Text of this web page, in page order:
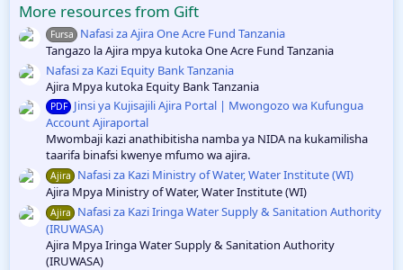
a
r
(
s
)
More resources from Gift
Fursa
Nafasi za Ajira One Acre Fund Tanzania
Tangazo la Ajira mpya kutoka One Acre Fund Tanzania
Nafasi za Kazi Equity Bank Tanzania
Ajira Mpya kutoka Equity Bank Tanzania
PDF Jinsi ya Kujisajili Ajira Portal | Mwongozo wa Kufungua
Account Ajiraportal
Mwombaji kazi anathibitisha namba ya NIDA na kukamilisha
taarifa binafsi kwenye mfumo wa ajira.
Ajira
Nafasi za Kazi Ministry of Water, Water Institute (WI)
Ajira Mpya Ministry of Water, Water Institute (WI)
Ajira
Nafasi za Kazi Iringa Water Supply & Sanitation Authority
(IRUWASA)
Ajira Mpya Iringa Water Supply & Sanitation Authority
(IRUWASA)